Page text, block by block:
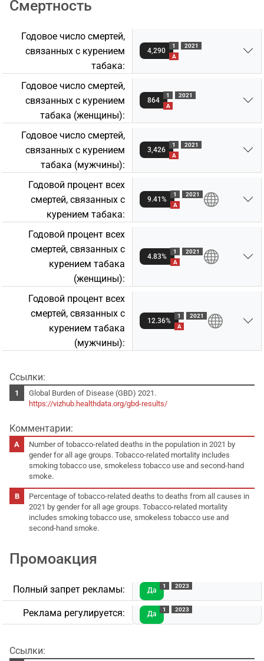
Смертность
Годовое число смертей,
связанных с курением
табакa:
4,290
1
A
2021
Годовое число смертей,
связанных с курением
табакa (женщины):
864
1
A
2021
Годовое число смертей,
связанных с курением
табакa (мужчины):
3,426
1
A
2021
Годовой процент всех
смертей, связанных с
курением табакa:
9.41%
1
A
2021
Годовой процент всех
смертей, связанных с
курением табакa
(женщины):
4.83%
1
A
2021
Годовой процент всех
смертей, связанных с
курением табакa
(мужчины):
12.36%
1
A
2021
Ссылки:
Global Burden of Disease (GBD) 2021.
https://vizhub.healthdata.org/gbd-results/
Комментарии:
Number of tobacco-related deaths in the population in 2021 by
gender for all age groups. Tobacco-related mortality includes
smoking tobacco use, smokeless tobacco use and second-hand
smoke.
Percentage of tobacco-related deaths to deaths from all causes in
2021 by gender for all age groups. Tobacco-related mortality
includes smoking tobacco use, smokeless tobacco use and
second-hand smoke.
Промоакция
Полный запрет рекламы: Да
1 2023
Реклама регулируется: Да
1 2023
Ссылки: